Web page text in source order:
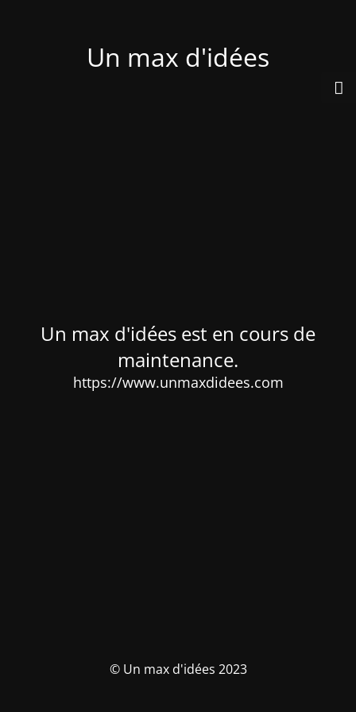
Un max d'idées
Un max d'idées est en cours de
maintenance.
https://www.unmaxdidees.com
© Un max d'idées 2023